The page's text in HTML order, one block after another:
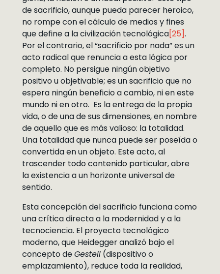
de sacrificio, aunque pueda parecer heroico,
no rompe con el cálculo de medios y fines
que define a la civilización tecnológica[25].
Por el contrario, el “sacrificio por nada” es un
acto radical que renuncia a esta lógica por
completo. No persigue ningún objetivo
positivo u objetivable; es un sacrificio que no
espera ningún beneficio a cambio, ni en este
mundo ni en otro. Es la entrega de la propia
vida, o de una de sus dimensiones, en nombre
de aquello que es más valioso: la totalidad.
Una totalidad que nunca puede ser poseída o
convertida en un objeto. Este acto, al
trascender todo contenido particular, abre
la existencia a un horizonte universal de
sentido.
Esta concepción del sacrificio funciona como
una crítica directa a la modernidad y a la
tecnociencia. El proyecto tecnológico
moderno, que Heidegger analizó bajo el
concepto deGestell(dispositivo o
emplazamiento), reduce toda la realidad,